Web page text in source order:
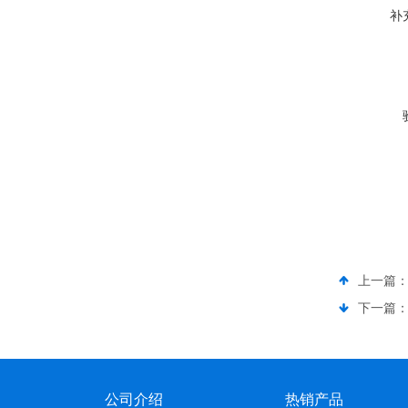
补
上一篇：
下一篇：
公司介绍 热销产品